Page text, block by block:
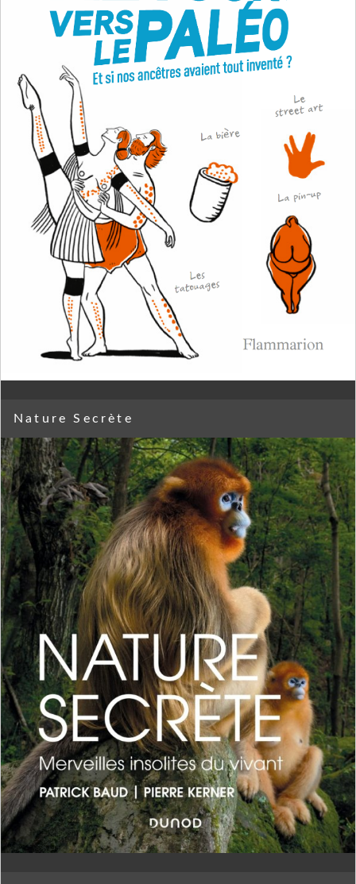
Nature Secrète